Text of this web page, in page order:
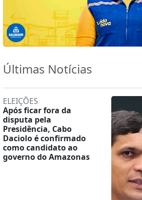
Últimas Notícias
ELEIÇÕES
Após ficar fora da
disputa pela
Presidência, Cabo
Daciolo é confirmado
como candidato ao
governo do Amazonas